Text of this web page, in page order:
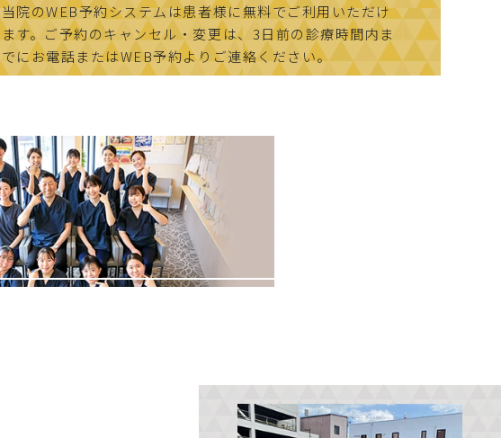
当院のWEB予約システムは患者様に無料でご利用いただけ
ます。ご予約のキャンセル・変更は、3日前の診療時間内ま
でにお電話またはWEB予約よりご連絡ください。